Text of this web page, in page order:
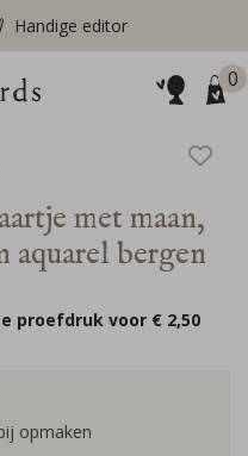
Handige editor
0
met maan,
aquarel bergen
proefdruk voor € 2,50
opmaken